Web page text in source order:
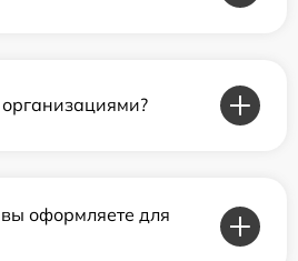
оформляете для